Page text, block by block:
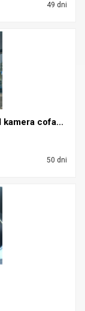
49 dni
kamera cofa...
50 dni